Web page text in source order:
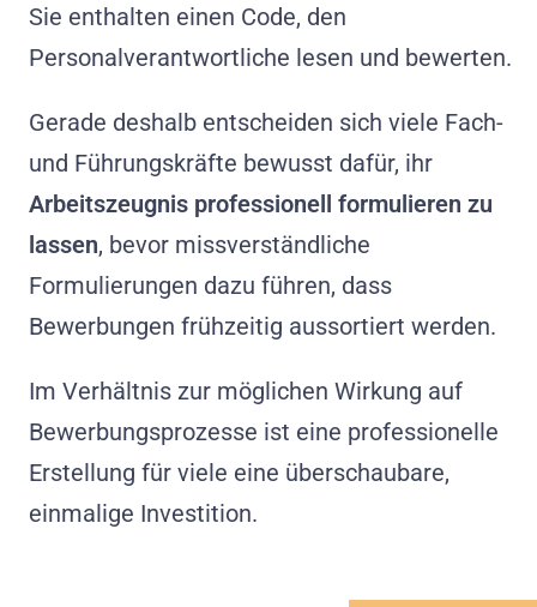
Sie enthalten einen Code, den
Personalverantwortliche lesen und bewerten.
Gerade deshalb entscheiden sich viele Fach-
und Führungskräfte bewusst dafür, ihr
Arbeitszeugnis professionell formulieren zu
lassen, bevor missverständliche
Formulierungen dazu führen, dass
Bewerbungen frühzeitig aussortiert werden.
Im Verhältnis zur möglichen Wirkung auf
Bewerbungsprozesse ist eine professionelle
Erstellung für viele eine überschaubare,
einmalige Investition.